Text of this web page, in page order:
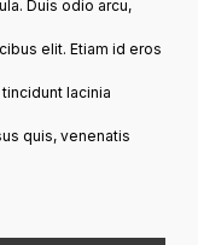
Duis odio arcu,
elit. Etiam id eros
lacinia
quis, venenatis